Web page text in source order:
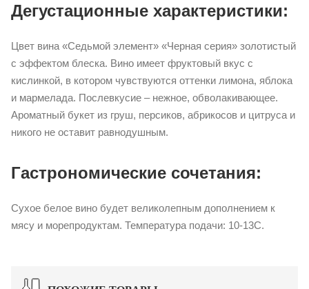
Дегустационные характеристики:
Цвет вина «Седьмой элемент» «Черная серия» золотистый
с эффектом блеска. Вино имеет фруктовый вкус с
кислинкой, в котором чувствуются оттенки лимона, яблока
и мармелада. Послевкусие – нежное, обволакивающее.
Ароматный букет из груш, персиков, абрикосов и цитруса и
никого не оставит равнодушным.
Гастрономические сочетания:
Сухое белое вино будет великолепным дополнением к
мясу и морепродуктам. Температура подачи: 10-13С.